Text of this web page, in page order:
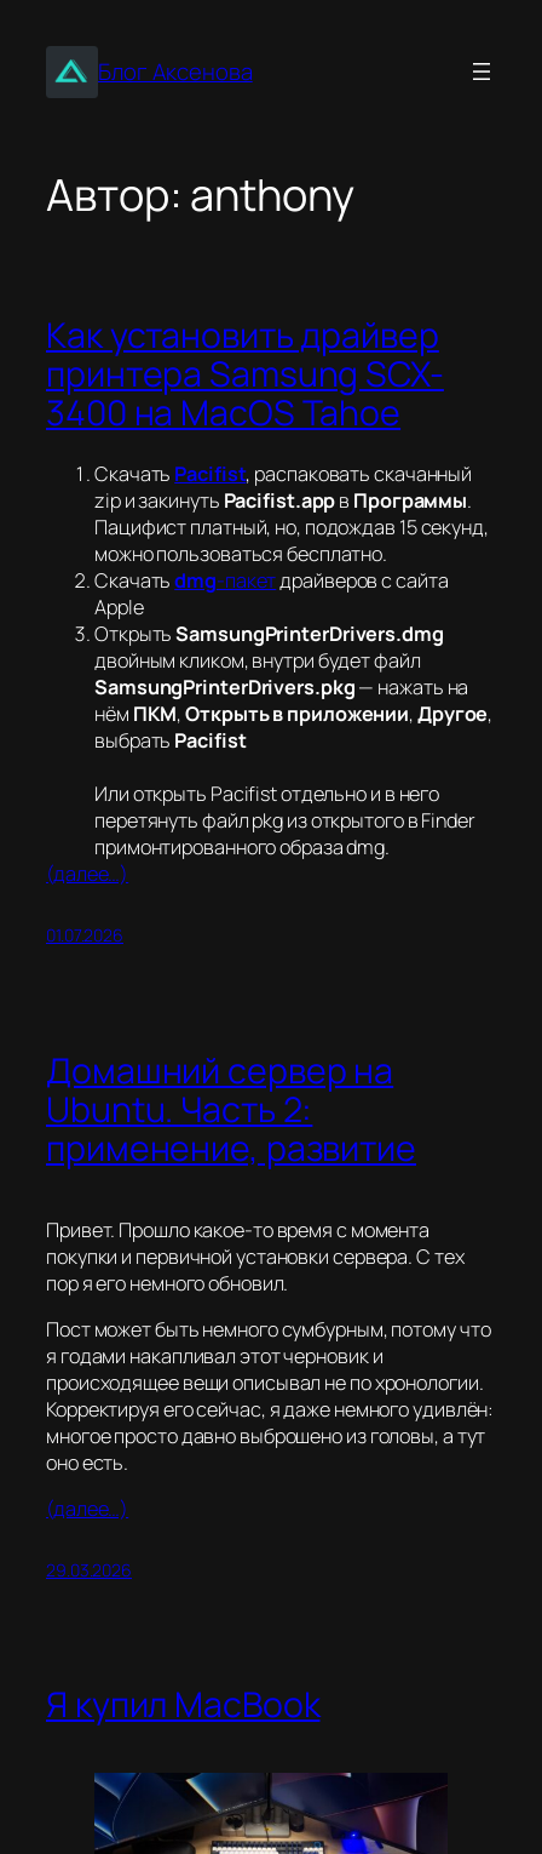
содержимомуБлог Аксенова
Автор: anthony
Как установить драйвер
принтера Samsung SCX-
3400 на MacOS Tahoe
Скачать Pacifist, распаковать скачанный
zip и закинуть Pacifist.appв Программы.
Пацифист платный, но, подождав 15 секунд,
можно пользоваться бесплатно.
Скачатьdmg-пакетдрайверов с сайта
Apple
ОткрытьSamsungPrinterDrivers.dmg
двойным кликом, внутри будет файл
SamsungPrinterDrivers.pkg— нажать на
нём ПКМ,Открыть в приложении,Другое,
выбрать Pacifist
Или открыть Pacifist отдельно и в него
перетянуть файл pkg из открытого в Finder
примонтированного образа dmg.
(далее…)
01.07.2026
Домашний сервер на
Ubuntu. Часть 2:
применение, развитие
Привет. Прошло какое-то время с момента
покупки и первичной установки сервера. С тех
пор я его немного обновил.
Пост может быть немного сумбурным, потому что
я годами накапливал этот черновик и
происходящее вещи описывал не по хронологии.
Корректируя его сейчас, я даже немного удивлён:
многое просто давно выброшено из головы, а тут
оно есть.
(далее…)
29.03.2026
Я купил MacBook